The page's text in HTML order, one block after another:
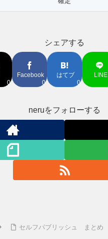
シェアする
0
Facebook
0
はてブ
0
LINE
neruをフォローする
セルフパブリッシュ まとめ